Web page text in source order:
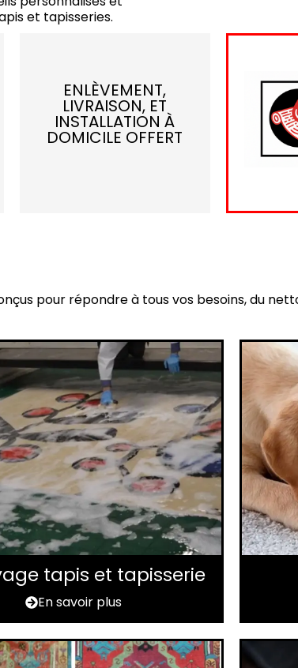
et tapisseries.
ENLÈVEMENT,
LIVRAISON, ET
INSTALLATION À
DOMICILE OFFERT
pour répondre à tous vos besoins, du
tapis et tapisserie
En savoir plus